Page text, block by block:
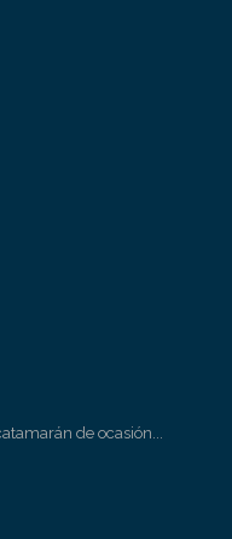
de ocasión...